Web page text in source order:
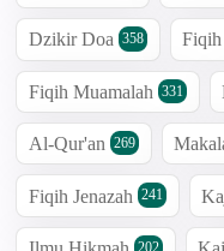
Dzikir Doa 358
Fiqih Muamalah 331
Al-Qur'an 269
Fiqih Jenazah 241
202